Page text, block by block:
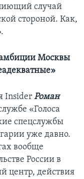
случай
стороной. Как,
Москвы
Insider Роман
«Голоса
спецслужбы
уже давно.
вообще
России в
центр, действия